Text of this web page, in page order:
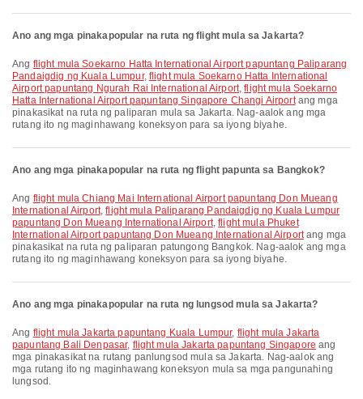
Ano ang mga pinakapopular na ruta ng flight mula sa Jakarta?
Ang flight mula Soekarno Hatta International Airport papuntang Paliparang
Pandaigdig ng Kuala Lumpur, flight mula Soekarno Hatta International
Airport papuntang Ngurah Rai International Airport,flight mula Soekarno
Hatta International Airport papuntang Singapore Changi Airportang mga
pinakasikat na ruta ng paliparan mula sa Jakarta. Nag-aalok ang mga
rutang ito ng maginhawang koneksyon para sa iyong biyahe.
Ano ang mga pinakapopular na ruta ng flight papunta sa Bangkok?
Ang flight mula Chiang Mai International Airport papuntang Don Mueang
International Airport,flight mula Paliparang Pandaigdig ng Kuala Lumpur
papuntang Don Mueang International Airport,flight mula Phuket
International Airport papuntang Don Mueang International Airportang mga
pinakasikat na ruta ng paliparan patungong Bangkok. Nag-aalok ang mga
rutang ito ng maginhawang koneksyon para sa iyong biyahe.
Ano ang mga pinakapopular na ruta ng lungsod mula sa Jakarta?
Ang flight mula Jakarta papuntang Kuala Lumpur, flight mula Jakarta
papuntang Bali Denpasar, flight mula Jakarta papuntang Singapore ang
mga pinakasikat na rutang panlungsod mula sa Jakarta. Nag-aalok ang
mga rutang ito ng maginhawang koneksyon mula sa mga pangunahing
lungsod.